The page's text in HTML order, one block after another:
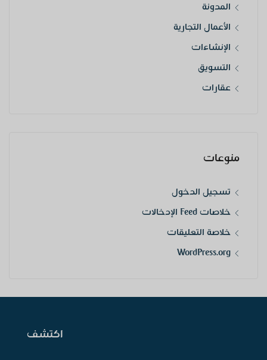
المدونة
الأعمال التجارية
الإنشاءات
التسويق
عقارات
منوعات
تسجيل الدخول
خلاصات Feed الإدخالات
خلاصة التعليقات
WordPress.org
اكتشف